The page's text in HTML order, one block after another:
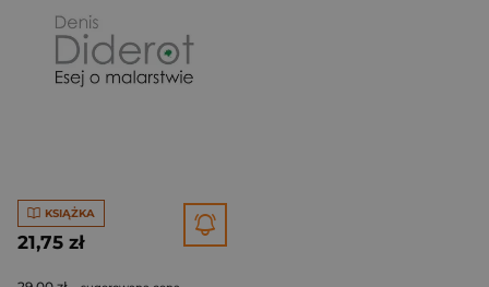
KSIĄŻKA
21,75 zł